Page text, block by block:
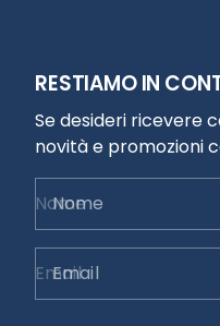
RESTIAMO IN
Se desideri ricevere
novità e promozioni
Nome
Email